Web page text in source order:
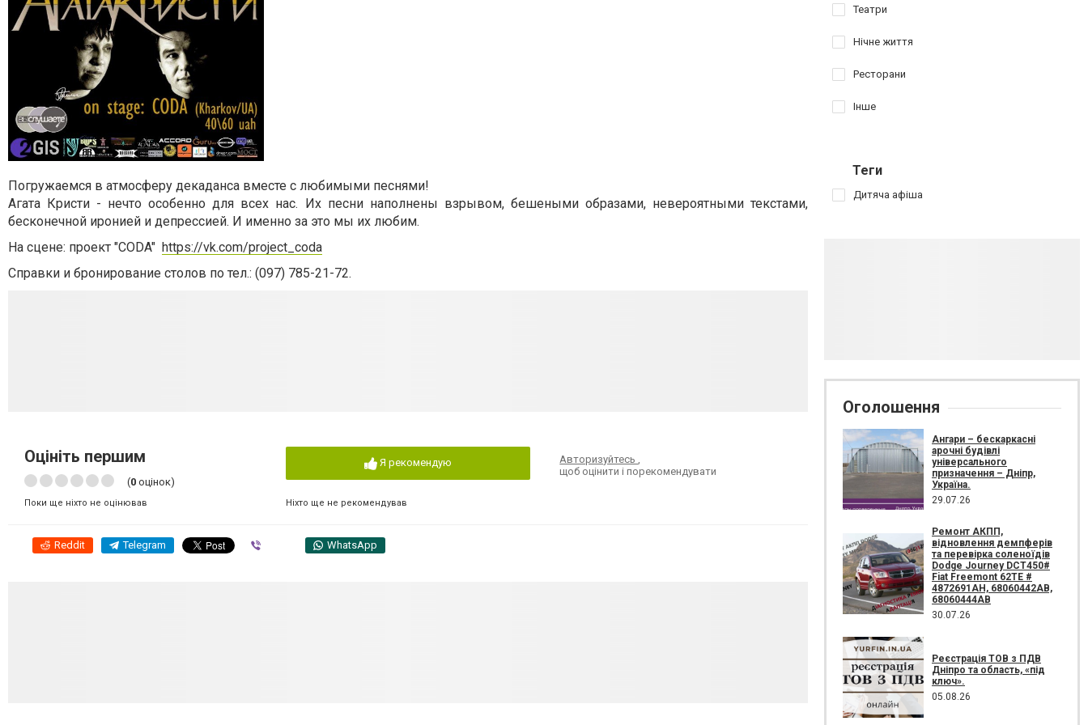
Погружаемся в атмосферу декаданса вместе с любимыми песнями!
Агата Кристи - нечто особенно для всех нас. Их песни наполнены взрывом, бешеными образами, невероятными текстами,
бесконечной иронией и депрессией. И именно за это мы их любим.
На сцене: проект "CODA" https://vk.com/project_coda
Справки и бронирование столов по тел.: (097) 785-21-72.
Оцініть першим
(0 оцінок)
Поки ще ніхто не оцінював
Я рекомендую
Ніхто ще не рекомендував
Авторизуйтесь
щоб оцінити і порекомендувати
Reddit Telegram WhatsApp
Театри
Нічне життя
Ресторани
Інше
Теги
Дитяча афіша
Оголошення
Ангари – бескаркасні
арочні будівлі
універсального
призначення – Дніпр,
Україна.
29.07.26
Ремонт АКПП,
відновлення демпферів
та перевірка соленоїдів
Dodge Journey DCT450#
Fiat Freemont 62TE #
4872691AH, 68060442AB,
68060444AB
30.07.26
Реєстрація ТОВ з ПДВ
Дніпро та область, «під
ключ».
05.08.26